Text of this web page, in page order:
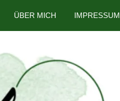
ÜBER MICH IMPRESSUM